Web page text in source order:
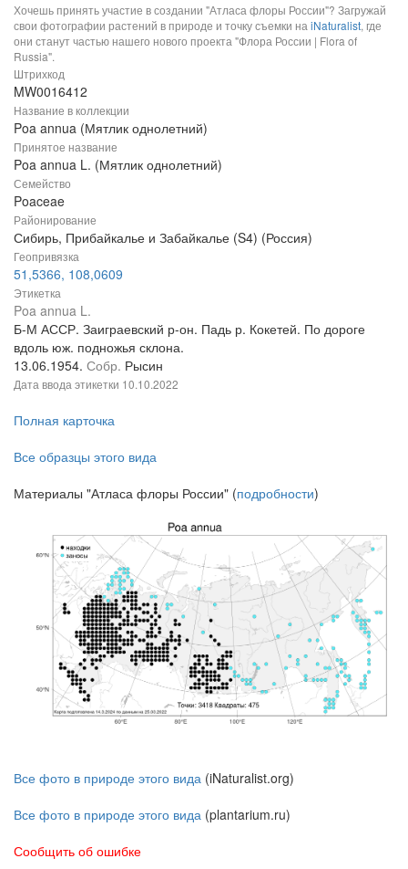
Хочешь принять участие в создании "Атласа флоры России"? Загружай
свои фотографии растений в природе и точку съемки на iNaturalist, где
они станут частью нашего нового проекта "Флора России | Flora of
Russia".
Штрихкод
MW0016412
Название в коллекции
Poa annua (Мятлик однолетний)
Принятое название
Poa annua L. (Мятлик однолетний)
Семейство
Poaceae
Районирование
Сибирь, Прибайкалье и Забайкалье (S4) (Россия)
Геопривязка
51,5366, 108,0609
Этикетка
Poa annua L.
Б-М АССР. Заиграевский р-он. Падь р. Кокетей. По дороге
вдоль юж. подножья склона.
13.06.1954. Собр. Рысин
Дата ввода этикетки 10.10.2022
Полная карточка
Все образцы этого вида
Материалы "Атласа флоры России" (подробности)
Все фото в природе этого вида (iNaturalist.org)
Все фото в природе этого вида (plantarium.ru)
Сообщить об ошибке